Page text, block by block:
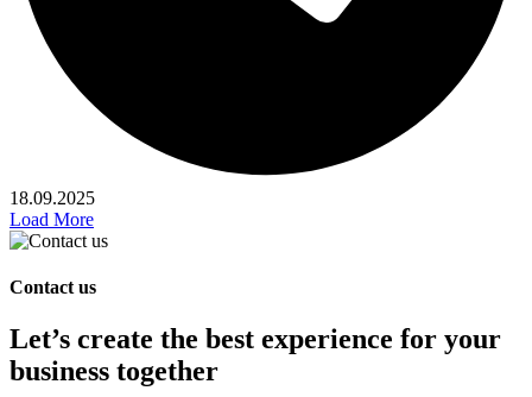
18.09.2025
Load More
Contact us
Let’s create the best experience for your
business together